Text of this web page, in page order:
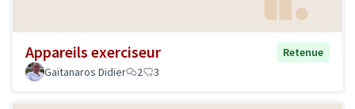
Appareils exerciseur
Retenue
Gaïtanaros Didier
2 3